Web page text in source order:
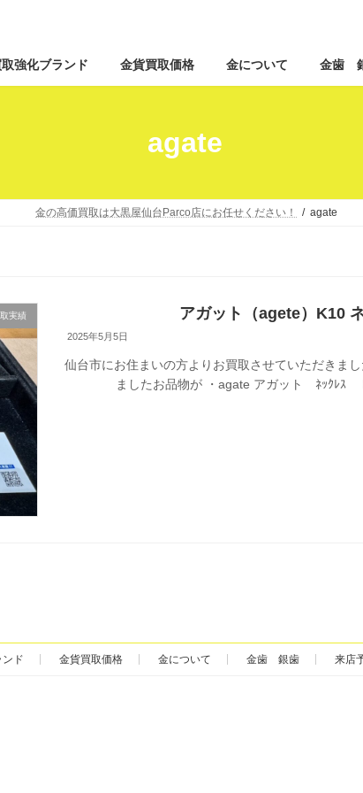
ン
テ
へ
ッ
プ
ビ
ゲ
ョ
移
動
取強化ブランド 金貨買取価格 金について 金歯
agate
金の高価買取は大黒屋仙台Parco店にお任せください！ agate
実績 アガット（agete）K10
2025年5月5日
仙台市にお住まいの方よりお買取させていただきま
ましたお品物が ・agate アガット ﾈｯｸﾚ
ンド 金貨買取価格 金について 金歯 銀歯 来店